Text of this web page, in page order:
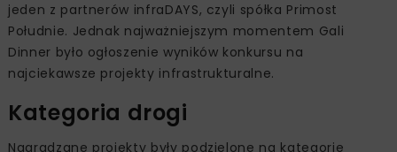
jeden z partnerów infraDAYS, czyli spółka Primost
Południe. Jednak najważniejszym momentem Gali
Dinner było ogłoszenie wyników konkursu na
najciekawsze projekty infrastrukturalne.
Kategoria drogi
Nagradzane projekty były podzielone na kategorie